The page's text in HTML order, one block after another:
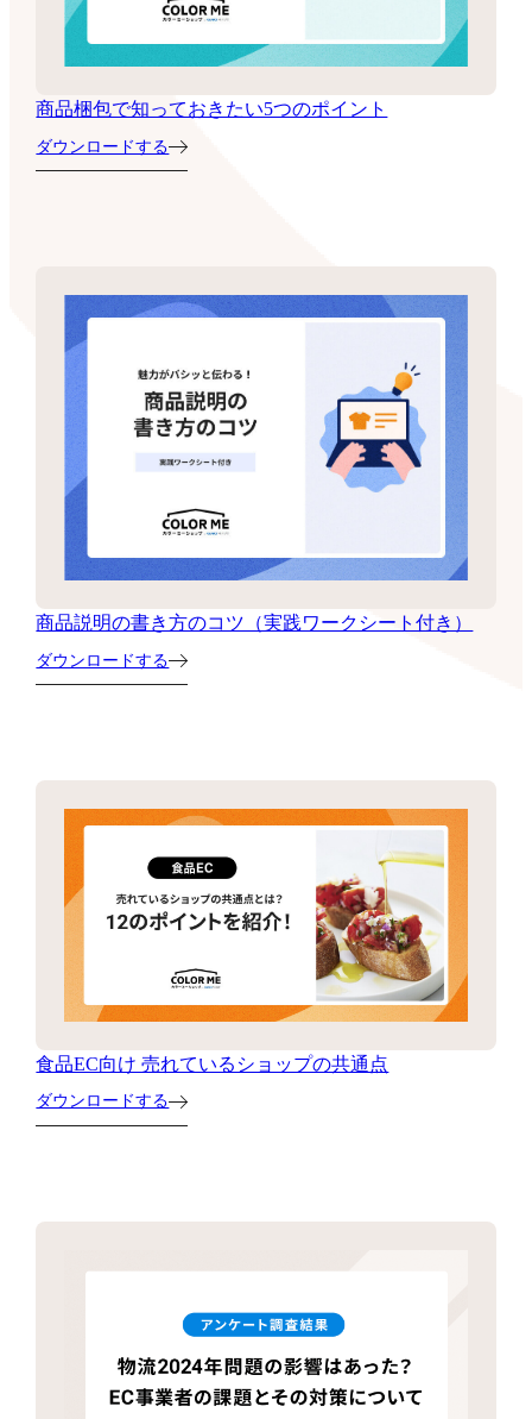
商品梱包で知っておきたい5つのポイント
ダウンロードする
商品説明の書き方のコツ（実践ワークシート付き）
ダウンロードする
食品EC向け 売れているショップの共通点
ダウンロードする